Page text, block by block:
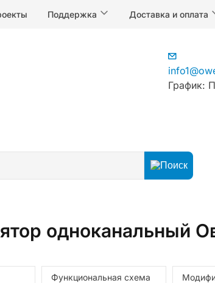
Поддержка Доставка и оплата
График:
Регуляторы
одноканальный
Функциональная схема